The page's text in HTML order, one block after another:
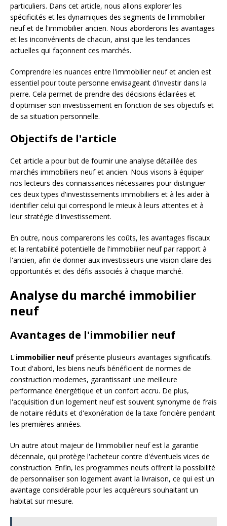
particuliers. Dans cet article, nous allons explorer les
spécificités et les dynamiques des segments de l'immobilier
neuf et de l'immobilier ancien. Nous aborderons les avantages
et les inconvénients de chacun, ainsi que les tendances
actuelles qui façonnent ces marchés.
Comprendre les nuances entre l'immobilier neuf et ancien est
essentiel pour toute personne envisageant d'investir dans la
pierre. Cela permet de prendre des décisions éclairées et
d'optimiser son investissement en fonction de ses objectifs et
de sa situation personnelle.
Objectifs de l'article
Cet article a pour but de fournir une analyse détaillée des
marchés immobiliers neuf et ancien. Nous visons à équiper
nos lecteurs des connaissances nécessaires pour distinguer
ces deux types d'investissements immobiliers et à les aider à
identifier celui qui correspond le mieux à leurs attentes et à
leur stratégie d'investissement.
En outre, nous comparerons les coûts, les avantages fiscaux
et la rentabilité potentielle de l'immobilier neuf par rapport à
l'ancien, afin de donner aux investisseurs une vision claire des
opportunités et des défis associés à chaque marché.
Analyse du marché immobilier
neuf
Avantages de l'immobilier neuf
L'immobilier neuf présente plusieurs avantages significatifs.
Tout d'abord, les biens neufs bénéficient de normes de
construction modernes, garantissant une meilleure
performance énergétique et un confort accru. De plus,
l'acquisition d'un logement neuf est souvent synonyme de frais
de notaire réduits et d'exonération de la taxe foncière pendant
les premières années.
Un autre atout majeur de l'immobilier neuf est la garantie
décennale, qui protège l'acheteur contre d'éventuels vices de
construction. Enfin, les programmes neufs offrent la possibilité
de personnaliser son logement avant la livraison, ce qui est un
avantage considérable pour les acquéreurs souhaitant un
habitat sur mesure.